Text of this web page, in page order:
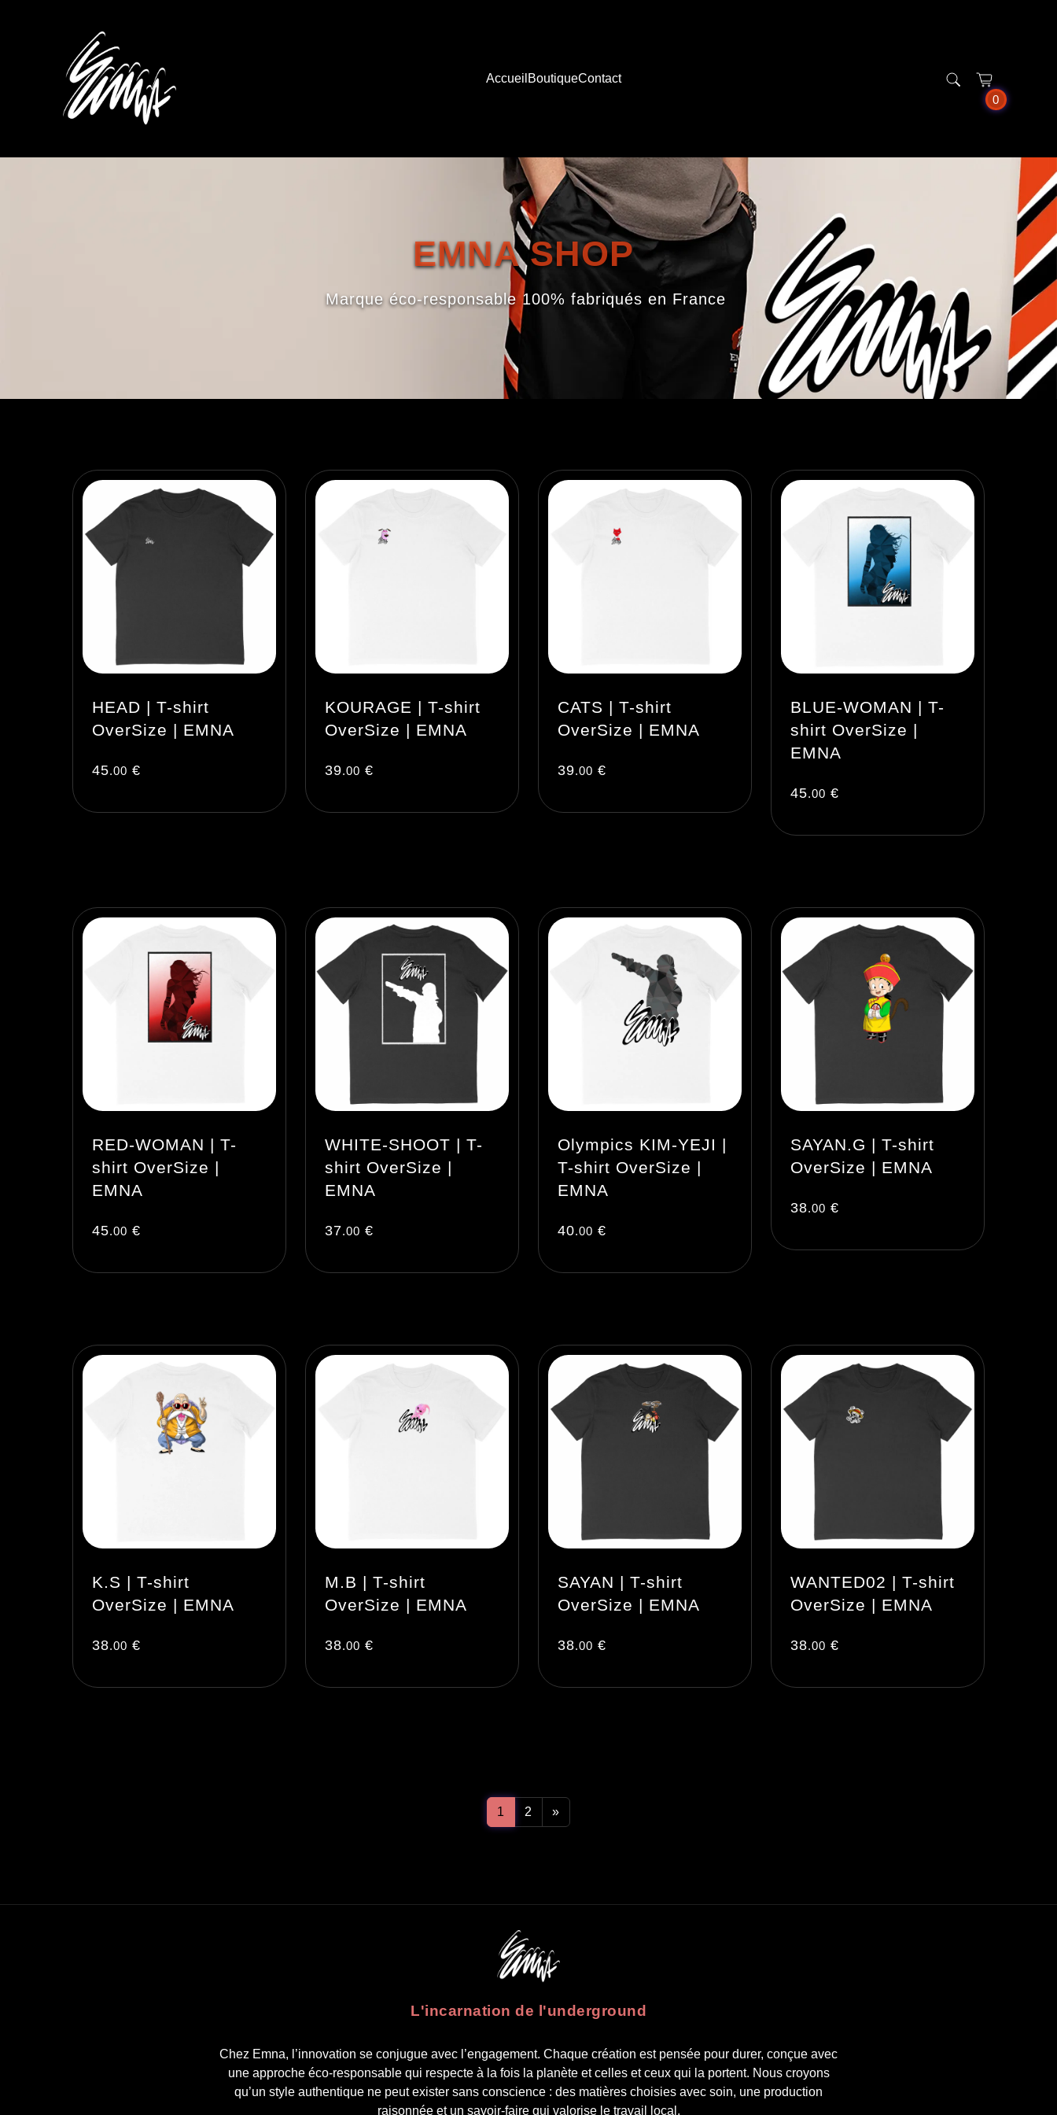
Accueil BoutiqueContact
0
EMNA SHOP
Marque éco-responsable 100% fabriqués en France
HEAD | T-shirt
OverSize | EMNA
45.00 €
KOURAGE | T-shirt
OverSize | EMNA
39.00 €
CATS | T-shirt
OverSize | EMNA
39.00 €
BLUE-WOMAN | T-
shirt OverSize |
EMNA
45.00 €
RED-WOMAN | T-
shirt OverSize |
EMNA
45.00 €
WHITE-SHOOT | T-
shirt OverSize |
EMNA
37.00 €
Olympics KIM-YEJI |
T-shirt OverSize |
EMNA
40.00 €
SAYAN.G | T-shirt
OverSize | EMNA
38.00 €
K.S | T-shirt
OverSize | EMNA
38.00 €
M.B | T-shirt
OverSize | EMNA
38.00 €
SAYAN | T-shirt
OverSize | EMNA
38.00 €
WANTED02 | T-shirt
OverSize | EMNA
38.00 €
1 2 »
L'incarnation de l'underground
Chez Emna, l’innovation se conjugue avec l’engagement. Chaque création est pensée pour durer, conçue avec
une approche éco-responsable qui respecte à la fois la planète et celles et ceux qui la portent. Nous croyons
qu’un style authentique ne peut exister sans conscience : des matières choisies avec soin, une production
raisonnée et un savoir-faire qui valorise le travail local.